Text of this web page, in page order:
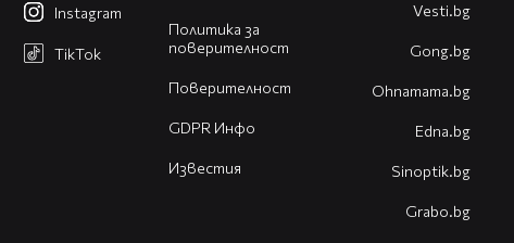
Политика за
поверителност
Поверителност
GDPR Инфо
Известия
Instagram
TikTok
Vesti.bg
Gong.bg
Оhnamama.bg
Edna.bg
Sinoptik.bg
Grabo.bg